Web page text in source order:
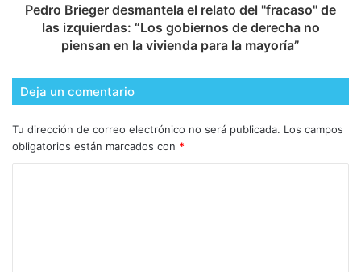
Pedro Brieger desmantela el relato del "fracaso" de
las izquierdas: “Los gobiernos de derecha no
piensan en la vivienda para la mayoría”
Deja un comentario
Tu dirección de correo electrónico no será publicada. Los campos
obligatorios están marcados con *